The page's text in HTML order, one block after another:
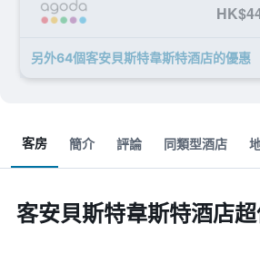
另外64個客安貝斯特韋斯特酒店​的優惠
客房 簡介 評論 同類型酒店
客安貝斯特韋斯特酒店